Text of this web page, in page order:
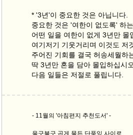
* '3년'이 중요한 것은 아닙니다.
중요한 것은 '여한이 없도록' 하
어떤 일을 여한이 없게 3년만 몰
여기저기 기웃거리며 이것도 저
주어진 기회를 결국 허송세월하
딱 3년만 혼을 담아 몰입하십시오.
다음 일들은 저절로 풀립니다.
- 11월의 '아침편지 추천도서' -
울긋불긋 곱게 물든 단풍잎 사이로